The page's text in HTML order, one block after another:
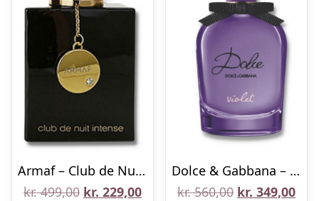
Armaf – Club de Nuit Intense Woman – 105 ml – Edp
kr.499,00 Den
kr. 229,00Den
Dolce & Gabbana – Dolce Violet – 30 ml – Edt
kr.560,00 Den
kr. 349,00Den